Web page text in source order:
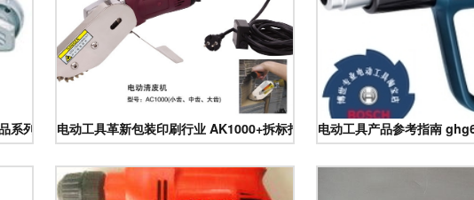
系列全面解析电动工具革新包装印刷行业 AK1000+拆标打孔设备深度解析与应用优势
电动工具产品参考指南